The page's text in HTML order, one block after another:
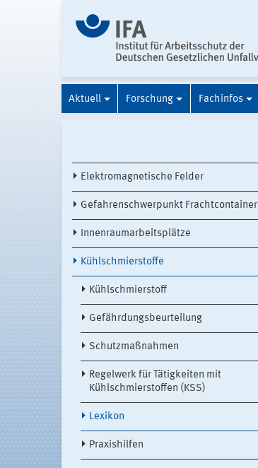
Aktuell Forschung Fachinfos
Elektromagnetische Felder
Gefahrenschwerpunkt Frachtcontainer
Innenraumarbeitsplätze
Kühlschmierstoffe
Kühlschmierstoff
Gefährdungsbeurteilung
Schutzmaßnahmen
Regelwerk für Tätigkeiten mit
Kühlschmierstoffen (KSS)
Lexikon
Praxishilfen